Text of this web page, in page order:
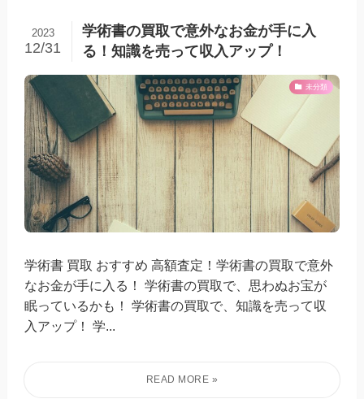
学術書の買取で意外なお金が手に入
る！知識を売って収入アップ！
2023
12/31
未分類
学術書 買取 おすすめ 高額査定！学術書の買取で意外
なお金が手に入る！ 学術書の買取で、思わぬお宝が
眠っているかも！ 学術書の買取で、知識を売って収
入アップ！ 学...